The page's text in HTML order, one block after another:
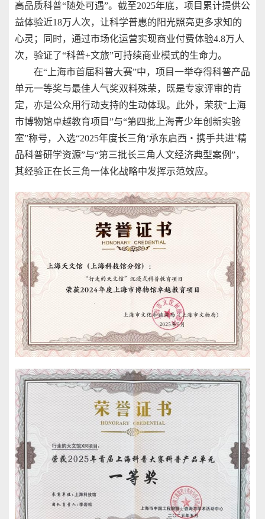
高品质科普“随处可遇”。截至2025年底，项目累计提供公
益体验近18万人次，让科学普惠的阳光照亮更多求知的
心灵；同时，通过市场化运营实现商业付费体验4.8万人
次，验证了“科普+文旅”可持续商业模式的生命力。
在“上海市首届科普大赛”中，项目一举夺得科普产品
单元一等奖与最佳人气奖双料殊荣，既是专家评审的肯
定，亦是公众用行动支持的生动体现。此外，荣获“上海
市博物馆卓越教育项目”与“第四批上海青少年创新实验
室”称号，入选“2025年度长三角‘承东启西・携手共进’精
品科普研学资源”与“第三批长三角人文经济典型案例”，
其经验正在长三角一体化战略中发挥示范效应。